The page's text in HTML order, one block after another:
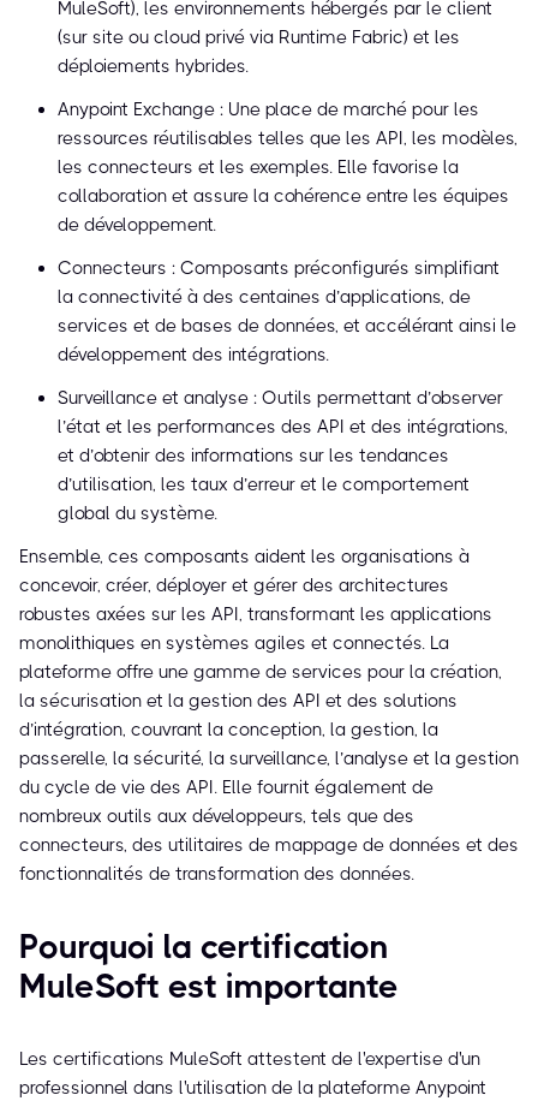
MuleSoft), les environnements hébergés par le client
(sur site ou cloud privé via Runtime Fabric) et les
déploiements hybrides.
Anypoint Exchange : Une place de marché pour les
ressources réutilisables telles que les API, les modèles,
les connecteurs et les exemples. Elle favorise la
collaboration et assure la cohérence entre les équipes
de développement.
Connecteurs : Composants préconfigurés simplifiant
la connectivité à des centaines d’applications, de
services et de bases de données, et accélérant ainsi le
développement des intégrations.
Surveillance et analyse : Outils permettant d’observer
l’état et les performances des API et des intégrations,
et d’obtenir des informations sur les tendances
d’utilisation, les taux d’erreur et le comportement
global du système.
Ensemble, ces composants aident les organisations à
concevoir, créer, déployer et gérer des architectures
robustes axées sur les API, transformant les applications
monolithiques en systèmes agiles et connectés. La
plateforme offre une gamme de services pour la création,
la sécurisation et la gestion des API et des solutions
d’intégration, couvrant la conception, la gestion, la
passerelle, la sécurité, la surveillance, l’analyse et la gestion
du cycle de vie des API. Elle fournit également de
nombreux outils aux développeurs, tels que des
connecteurs, des utilitaires de mappage de données et des
fonctionnalités de transformation des données.
Pourquoi la certification
MuleSoft est importante
Les certifications MuleSoft attestent de l'expertise d'un
professionnel dans l'utilisation de la plateforme Anypoint